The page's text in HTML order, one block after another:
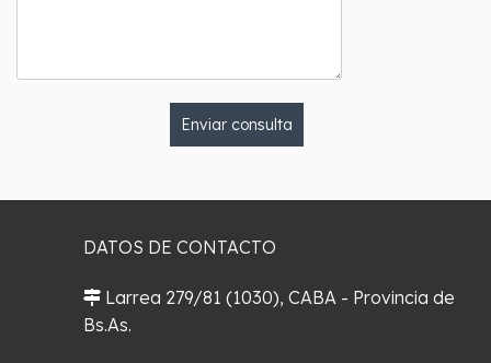
Enviar consulta
DATOS DE CONTACTO
Larrea 279/81 (1030), CABA - Provincia de
Bs.As.